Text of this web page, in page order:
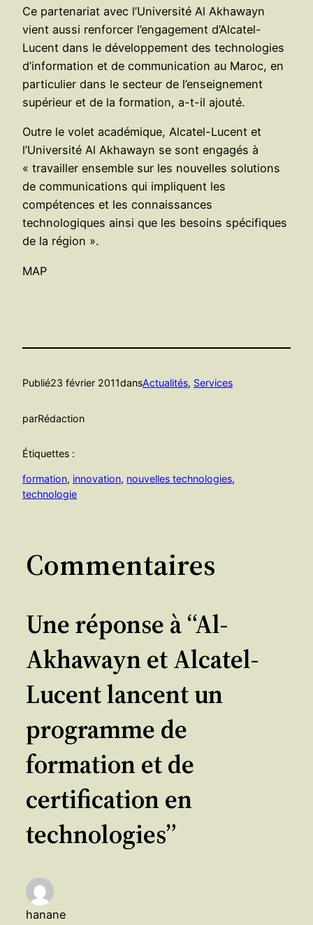
Ce partenariat avec l’Université Al Akhawayn
vient aussi renforcer l’engagement d’Alcatel-
Lucent dans le développement des technologies
d’information et de communication au Maroc, en
particulier dans le secteur de l’enseignement
supérieur et de la formation, a-t-il ajouté.
Outre le volet académique, Alcatel-Lucent et
l’Université Al Akhawayn se sont engagés à
« travailler ensemble sur les nouvelles solutions
de communications qui impliquent les
compétences et les connaissances
technologiques ainsi que les besoins spécifiques
de la région ».
MAP
Publié23 février 2011dansActualités, Services
parRédaction
Étiquettes :
formation, innovation, nouvelles technologies
technologie
Commentaires
Une réponse à “Al-
Akhawayn et Alcatel-
Lucent lancent un
programme de
formation et de
certification en
technologies”
hanane